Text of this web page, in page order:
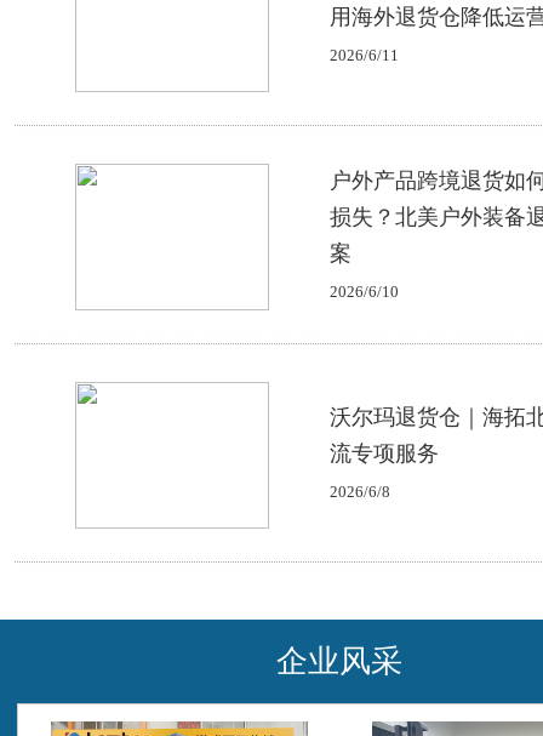
用海外退货仓降低运
2026/6/11
户外产品跨境退货如
损失？北美户外装备
案
2026/6/10
沃尔玛退货仓｜海拓
流专项服务
2026/6/8
企业风采